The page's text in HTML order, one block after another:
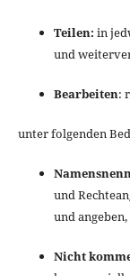
Teilen: in
und
Bearbeiten:
unter folgenden
und
und
Nicht